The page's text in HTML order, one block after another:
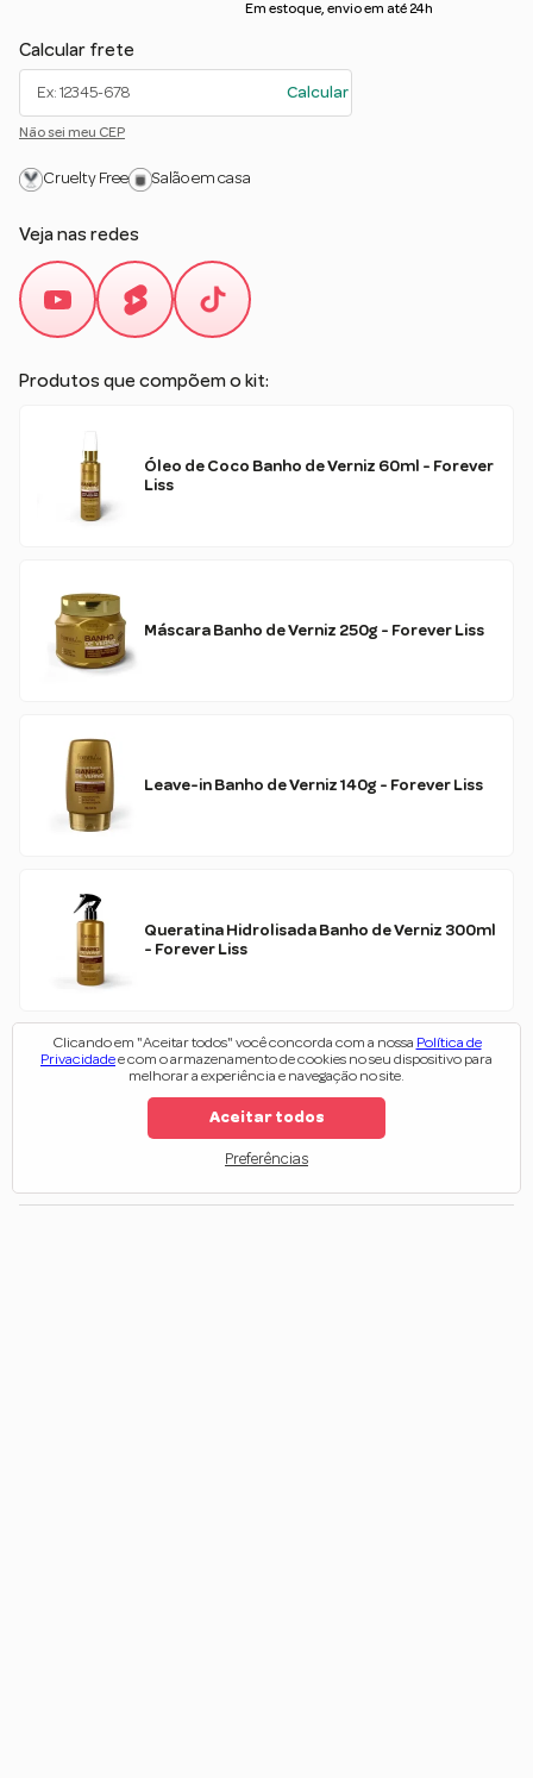
Em estoque, envio em até 24h
Calcular frete
Calcular
Não sei meu CEP
Cruelty Free Salão em casa
Veja nas redes
Produtos que compõem o kit:
Óleo de Coco Banho de Verniz 60ml - Forever
Liss
Máscara Banho de Verniz 250g - Forever Liss
Leave-in Banho de Verniz 140g - Forever Liss
Queratina Hidrolisada Banho de Verniz 300ml
- Forever Liss
Shampoo Banho de Verniz 300 ml - Forever
Liss
Clicando em "Aceitar todos" você concorda com a nossa Política de
Privacidadee com o armazenamento de cookies no seu dispositivo para
melhorar a experiência e navegação no site.
Preferências
Aceitar todos